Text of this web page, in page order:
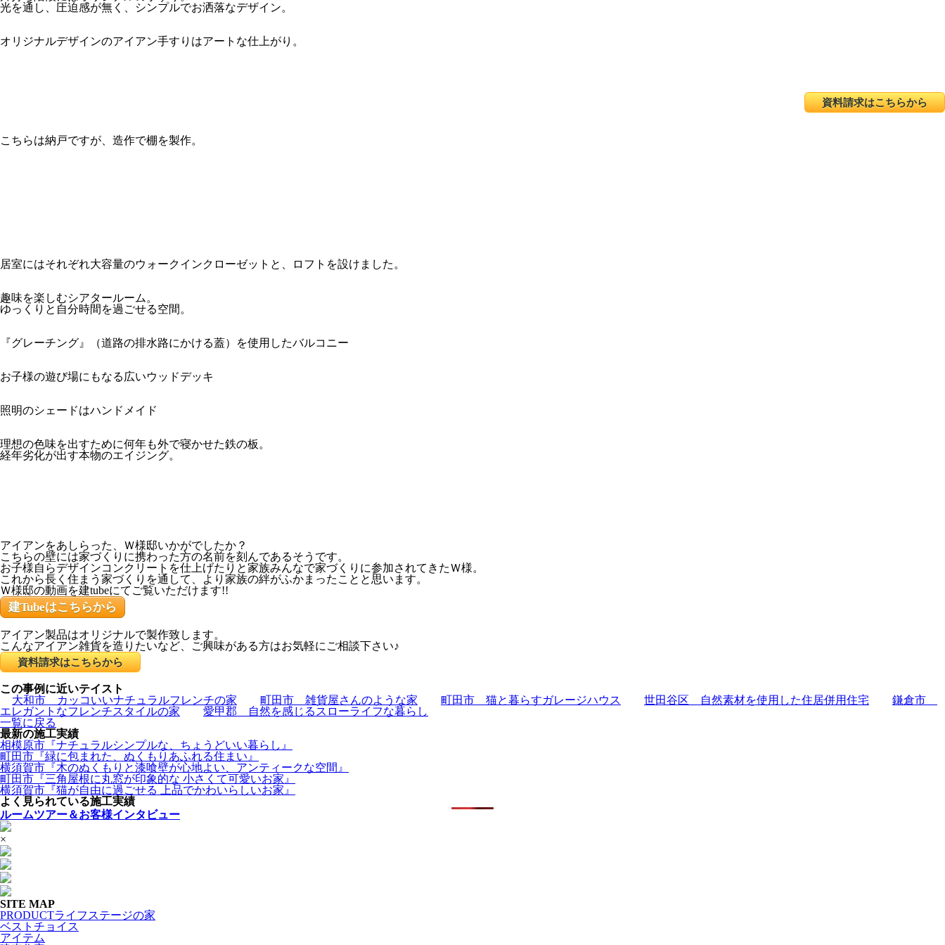
光を通し、圧迫感が無く、シンプルでお洒落なデザイン。
オリジナルデザインのアイアン手すりはアートな仕上がり。
資料請求はこちらから
こちらは納戸ですが、造作で棚を製作。
居室にはそれぞれ大容量のウォークインクローゼットと、ロフトを設けました。
趣味を楽しむシアタールーム。
ゆっくりと自分時間を過ごせる空間。
『グレーチング』（道路の排水路にかける蓋）を使用したバルコニー
お子様の遊び場にもなる広いウッドデッキ
照明のシェードはハンドメイド
理想の色味を出すために何年も外で寝かせた鉄の板。
経年劣化が出す本物のエイジング。
アイアンをあしらった、Ｗ様邸いかがでしたか？
こちらの壁には家づくりに携わった方の名前を刻んであるそうです。
お子様自らデザインコンクリートを仕上げたりと家族みんなで家づくりに参加されてきたＷ様。
これから長く住まう家づくりを通して、より家族の絆がふかまったことと思います。
Ｗ様邸の動画を建tubeにてご覧いただけます!!
建Tubeはこちらから
アイアン製品はオリジナルで製作致します。
こんなアイアン雑貨を造りたいなど、ご興味がある方はお気軽にご相談下さい♪
資料請求はこちらから
この事例に近いテイスト
大和市 カッコいいナチュラルフレンチの家
町田市 雑貨屋さんのような家 町田市 猫と暮らすガレージハウス 世田谷区 自然素材を使用した住居併用住宅
鎌倉市
エレガントなフレンチスタイルの家
愛甲郡 自然を感じるスローライフな暮らし
一覧に戻る
最新の施工実績
相模原市『ナチュラルシンプルな、ちょうどいい暮らし』
町田市『緑に包まれた、ぬくもりあふれる住まい』
横須賀市『木のぬくもりと漆喰壁が心地よい、アンティークな空間』
町田市『三角屋根に丸窓が印象的な 小さくて可愛いお家』
横須賀市『猫が自由に過ごせる 上品でかわいらしいお家』
よく見られている施工実績
ルームツアー＆お客様インタビュー
×
SITE MAP
PRODUCTライフステージの家
ベストチョイス
アイテム